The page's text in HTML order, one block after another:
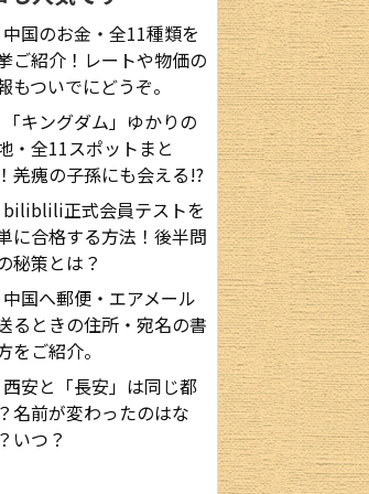
中国のお金・全11種類を
ご紹介！レートや物価の
もついでにどうぞ。
「キングダム」ゆかりの
・全11スポットまと
羌瘣の子孫にも会える!?
biliblili正式会員テストを
に合格する方法！後半問
秘策とは？
中国へ郵便・エアメール
るときの住所・宛名の書
をご紹介。
西安と「長安」は同じ都
名前が変わったのはな
いつ？